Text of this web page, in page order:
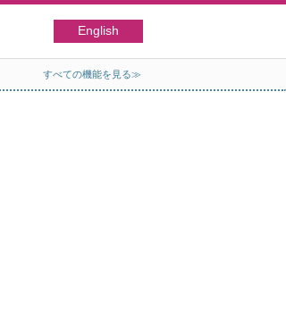
English
すべての機能を見る≫